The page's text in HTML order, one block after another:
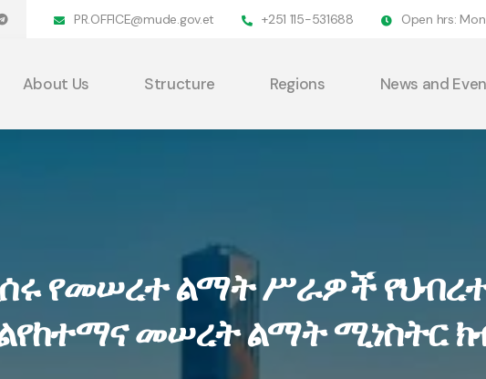
PR.OFFICE@mude.gov.et +251 115-531688 Open hrs:
About Us Structure Regions News and
የመሠረተ ልማት ሥራዎች
መሠረት ልማት ሚነስትር